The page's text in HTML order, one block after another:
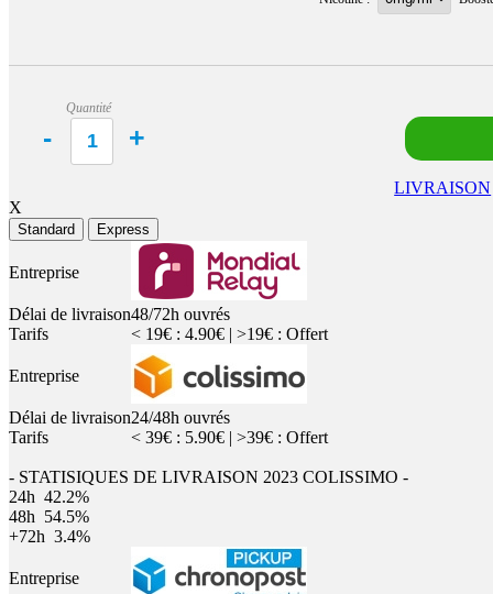
Quantité
LIVRAISON
X
Standard Express
Entreprise
Délai de livraison48/72h ouvrés
Tarifs
< 19€ : 4.90€ | >19€ : Offert
Entreprise
Délai de livraison24/48h ouvrés
Tarifs
< 39€ : 5.90€ | >39€ : Offert
- STATISIQUES DE LIVRAISON 2023 COLISSIMO -
24h 42.2%
48h 54.5%
+72h 3.4%
Entreprise